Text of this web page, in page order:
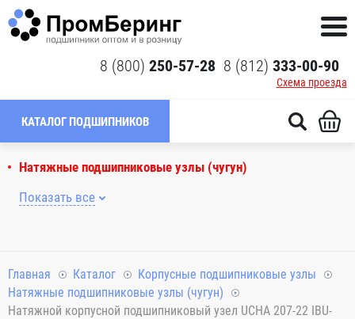
8 (800) 250-57-28 8 (812) 333-00-90
Схема проезда
КАТАЛОГ ПОДШИПНИКОВ
Натяжные подшипниковые узлы (чугун)
Показать все
Главная Каталог
Корпусные подшипниковые узлы
Натяжные подшипниковые узлы (чугун)
Натяжной корпусной подшипниковый узел UCHA 207-22 IBU-